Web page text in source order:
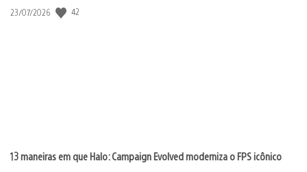
Data
23/07/2026 42
13 maneiras em que Halo: Campaign Evolved moderniza o FPS icônico